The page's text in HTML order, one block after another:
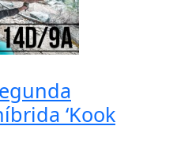
‘Kook